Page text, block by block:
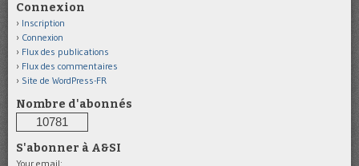
Connexion
Inscription
Connexion
Flux des publications
Flux des commentaires
Site de WordPress-FR
Nombre d'abonnés
10781
S'abonner à A&SI
Your email: